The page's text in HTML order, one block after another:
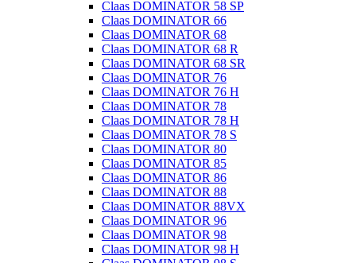
Claas DOMINATOR 58 SP
Claas DOMINATOR 66
Claas DOMINATOR 68
Claas DOMINATOR 68 R
Claas DOMINATOR 68 SR
Claas DOMINATOR 76
Claas DOMINATOR 76 H
Claas DOMINATOR 78
Claas DOMINATOR 78 H
Claas DOMINATOR 78 S
Claas DOMINATOR 80
Claas DOMINATOR 85
Claas DOMINATOR 86
Claas DOMINATOR 88
Claas DOMINATOR 88VX
Claas DOMINATOR 96
Claas DOMINATOR 98
Claas DOMINATOR 98 H